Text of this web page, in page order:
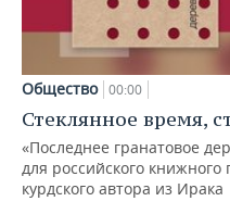
Общество 00:00
Стеклянное время,
«Последнее гранатовое
для российского
курдского автора из Ирака